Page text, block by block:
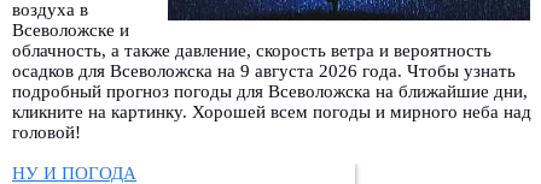
воздуха в
Всеволожске и
облачность, а также давление, скорость ветра и вероятность
осадков для Всеволожска на 9 августа 2026 года. Чтобы узнать
подробный прогноз погоды для Всеволожска на ближайшие дни,
кликните на картинку. Хорошей всем погоды и мирного неба над
головой!
НУ И ПОГОДА